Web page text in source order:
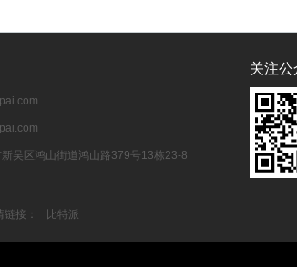
吴区鸿山街道鸿山路379号13栋23‑8
关注公
链接： 比特派